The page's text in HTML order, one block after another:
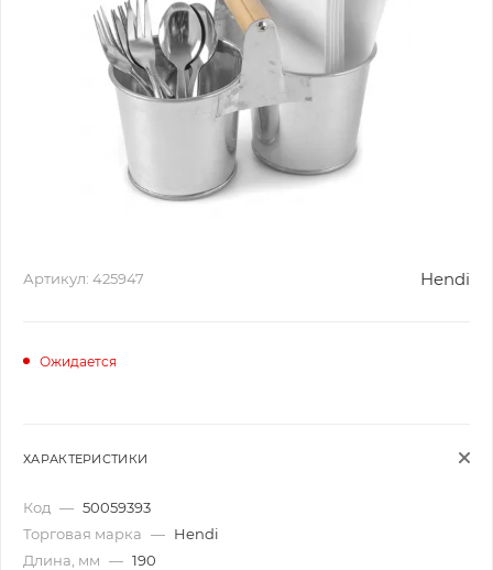
Артикул: 425947 Hendi
Ожидается
ХАРАКТЕРИСТИКИ
Код — 50059393
Торговая марка — Hendi
Длина, мм — 190